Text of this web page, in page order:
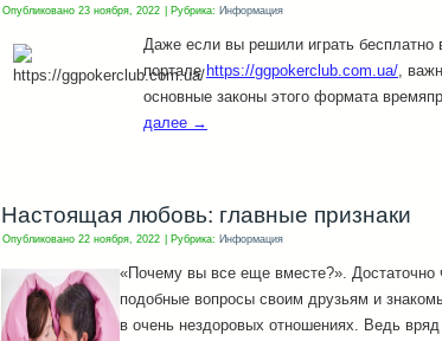
Опубликовано 23 ноября, 2022 Рубрика: Информация
Даже если вы решили играть бесплатно
портале https://ggpokerclub.com.ua/,
основные законы этого формата
далее →
Настоящая любовь: главные признаки
Опубликовано 22 ноября, 2022 Рубрика: Информация
«Почему вы все еще вместе?». Достаточно
подобные вопросы своим друзьям и
в очень нездоровых отношениях. Ведь вряд